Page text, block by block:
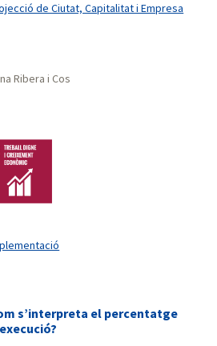
OGE de la Genealitat de
de Ciutat, Capitalitat i Empresa
Ribera i Cos
s’interpreta el percentatge